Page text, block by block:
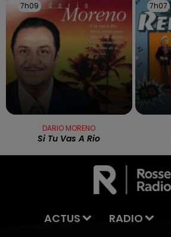
7h09
7h09
DARIO MORENO
Si Tu Vas A Rio
7h07
7h07
ACTUS RADIO